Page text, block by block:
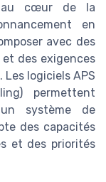
au cœur de la
en
avec des
et des exigences
logiciels APS
permettent
système de
des capacités
et des priorités